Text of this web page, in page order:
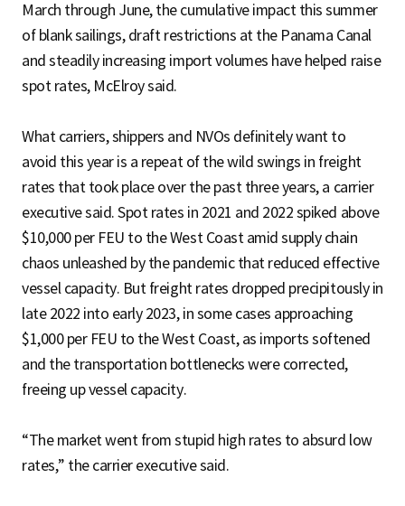
March through June, the cumulative impact this summer
of blank sailings, draft restrictions at the Panama Canal
and steadily increasing import volumes have helped raise
spot rates, McElroy said.
What carriers, shippers and NVOs definitely want to
avoid this year is a repeat of the wild swings in freight
rates that took place over the past three years, a carrier
executive said. Spot rates in 2021 and 2022 spiked above
$10,000 per FEU to the West Coast amid supply chain
chaos unleashed by the pandemic that reduced effective
vessel capacity. But freight rates dropped precipitously in
late 2022 into early 2023, in some cases approaching
$1,000 per FEU to the West Coast, as imports softened
and the transportation bottlenecks were corrected,
freeing up vessel capacity.
“The market went from stupid high rates to absurd low
rates,” the carrier executive said.